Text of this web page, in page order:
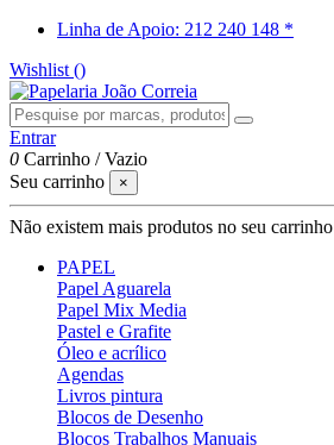
Linha de Apoio: 212 240 148 *
Wishlist ()
Entrar
0 Carrinho /Vazio
Seu carrinho
×
Não existem mais produtos no seu carrinho
PAPEL
Papel Aguarela
Papel Mix Media
Pastel e Grafite
Óleo e acrílico
Agendas
Livros pintura
Blocos de Desenho
Blocos Trabalhos Manuais